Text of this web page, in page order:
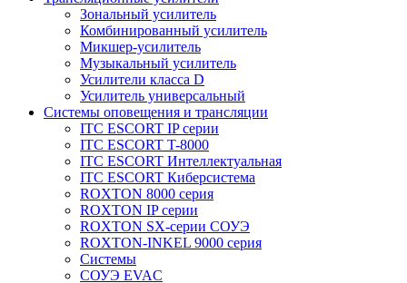
Зональный усилитель
Комбинированный усилитель
Микшер-усилитель
Музыкальный усилитель
Усилители класса D
Усилитель универсальный
Системы оповещения и трансляции
ITC ESCORT IP серии
ITC ESCORT T-8000
ITC ESCORT Интеллектуальная
ITC ESCORT Киберсистема
ROXTON 8000 серия
ROXTON IP серии
ROXTON SX-серии СОУЭ
ROXTON-INKEL 9000 серия
Системы
СОУЭ EVAC